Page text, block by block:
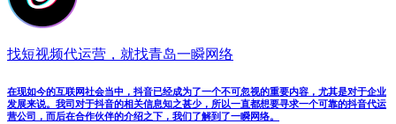
找短视频代运营，就找青岛一瞬网络
在现如今的互联网社会当中，抖音已经成为了一个不可忽视的重要内容，尤其是对于企业
发展来说。我司对于抖音的相关信息知之甚少，所以一直都想要寻求一个可靠的抖音代运
营公司，而后在合作伙伴的介绍之下，我们了解到了一瞬网络。